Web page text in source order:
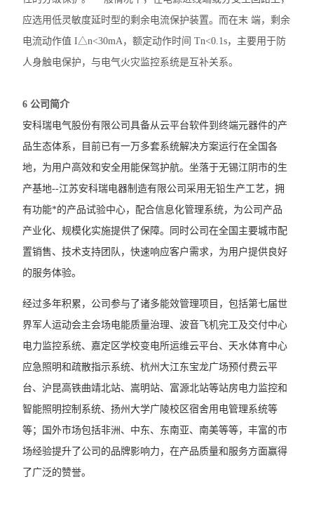
应选用低灵敏度延时型的剩余电流保护装置。而在末 端，剩余
电流动作值 I△n<30mA，额定动作时间 Tn<0.1s，主要用于防
人身触电保护，与电气火灾监控系统是互补关系。
6 公司简介
安科瑞电气股份有限公司具备从云平台软件到终端元器件的产
品生态体系，目前已有一万多套系统解决方案运行在全国各
地，为用户高效和安全用能保驾护航。坐落于无锡江阴市的生
产基地--江苏安科瑞电器制造有限公司采用无铅生产工艺，拥
有功能*的产品试验中心，配合信息化管理系统，为公司产品
产业化、规模化实施提供了保障。同时公司在全国主要城市配
置销售、技术支持团队，快速响应客户需求，为用户提供良好
的服务体验。
经过多年积累，公司参与了诸多能效管理项目，包括第七届世
界军人运动会主会场电能质量治理、波音飞机完工及交付中心
电力监控系统、嘉定区学校变电所运维云平台、天水体育中心
应急照明和疏散指示系统、杭州大江东宝龙广场预付费云平
台、沪昆高铁曲靖北站、嵩明站、富源北站等站房电力监控和
智能照明控制系统、扬州大学广陵校区宿舍用电管理系统等
等；国外市场包括非洲、中东、东南亚、南美等等，丰富的市
场经验提升了公司的品牌影响力，在产品质量和服务方面赢得
了广泛的赞誉。